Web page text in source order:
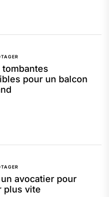
tombantes
pour un balcon
avocatier pour
plus vite